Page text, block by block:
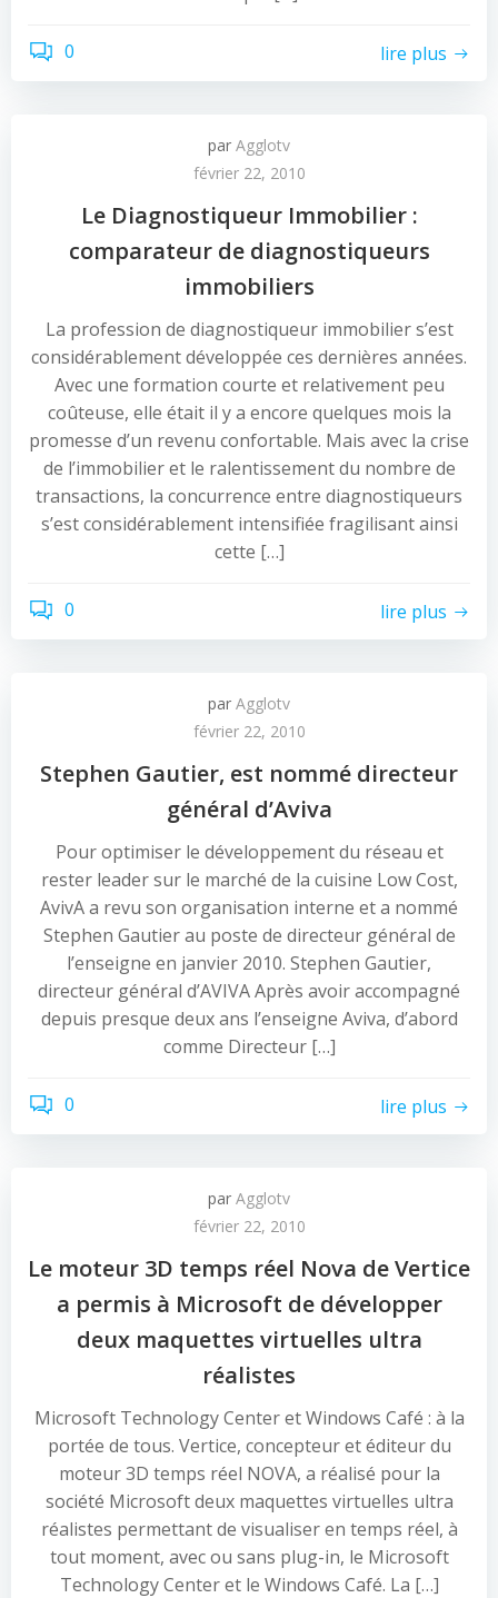
0 lire plus
par Agglotv
février 22, 2010
Le Diagnostiqueur Immobilier :
comparateur de diagnostiqueurs
immobiliers
La profession de diagnostiqueur immobilier s’est
considérablement développée ces dernières années.
Avec une formation courte et relativement peu
coûteuse, elle était il y a encore quelques mois la
promesse d’un revenu confortable. Mais avec la crise
de l’immobilier et le ralentissement du nombre de
transactions, la concurrence entre diagnostiqueurs
s’est considérablement intensifiée fragilisant ainsi
cette […]
0 lire plus
par Agglotv
février 22, 2010
Stephen Gautier, est nommé directeur
général d’Aviva
Pour optimiser le développement du réseau et
rester leader sur le marché de la cuisine Low Cost,
AvivA a revu son organisation interne et a nommé
Stephen Gautier au poste de directeur général de
l’enseigne en janvier 2010. Stephen Gautier,
directeur général d’AVIVA Après avoir accompagné
depuis presque deux ans l’enseigne Aviva, d’abord
comme Directeur […]
0 lire plus
par Agglotv
février 22, 2010
Le moteur 3D temps réel Nova de Vertice
a permis à Microsoft de développer
deux maquettes virtuelles ultra
réalistes
Microsoft Technology Center et Windows Café : à la
portée de tous. Vertice, concepteur et éditeur du
moteur 3D temps réel NOVA, a réalisé pour la
société Microsoft deux maquettes virtuelles ultra
réalistes permettant de visualiser en temps réel, à
tout moment, avec ou sans plug-in, le Microsoft
Technology Center et le Windows Café. La […]